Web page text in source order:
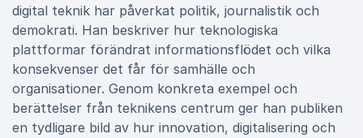
digital teknik har påverkat politik, journalistik och
demokrati. Han beskriver hur teknologiska
plattformar förändrat informationsflödet och vilka
konsekvenser det får för samhälle och
organisationer. Genom konkreta exempel och
berättelser från teknikens centrum ger han publiken
en tydligare bild av hur innovation, digitalisering och